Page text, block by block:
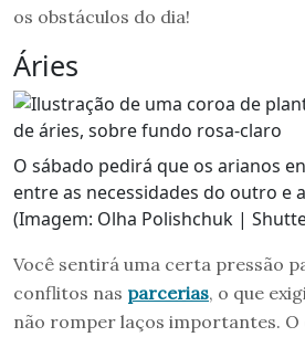
os obstáculos do dia!
Áries
O sábado pedirá que os arianos
entre as necessidades do outro e
(Imagem: Olha Polishchuk |
Você sentirá uma certa pressão
conflitos nas parcerias, o que
não romper laços importantes.